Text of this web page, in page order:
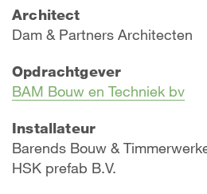
Architect
Dam & Partners Architecten
Opdrachtgever
BAM Bouw en Techniek bv
Installateur
Barends Bouw &
HSK prefab B.V.